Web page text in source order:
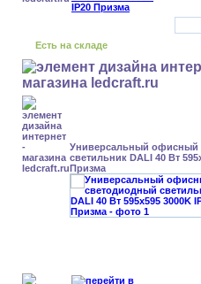
Есть на складе
Универсальный офисный
светильник DALI 40 Вт
Призма